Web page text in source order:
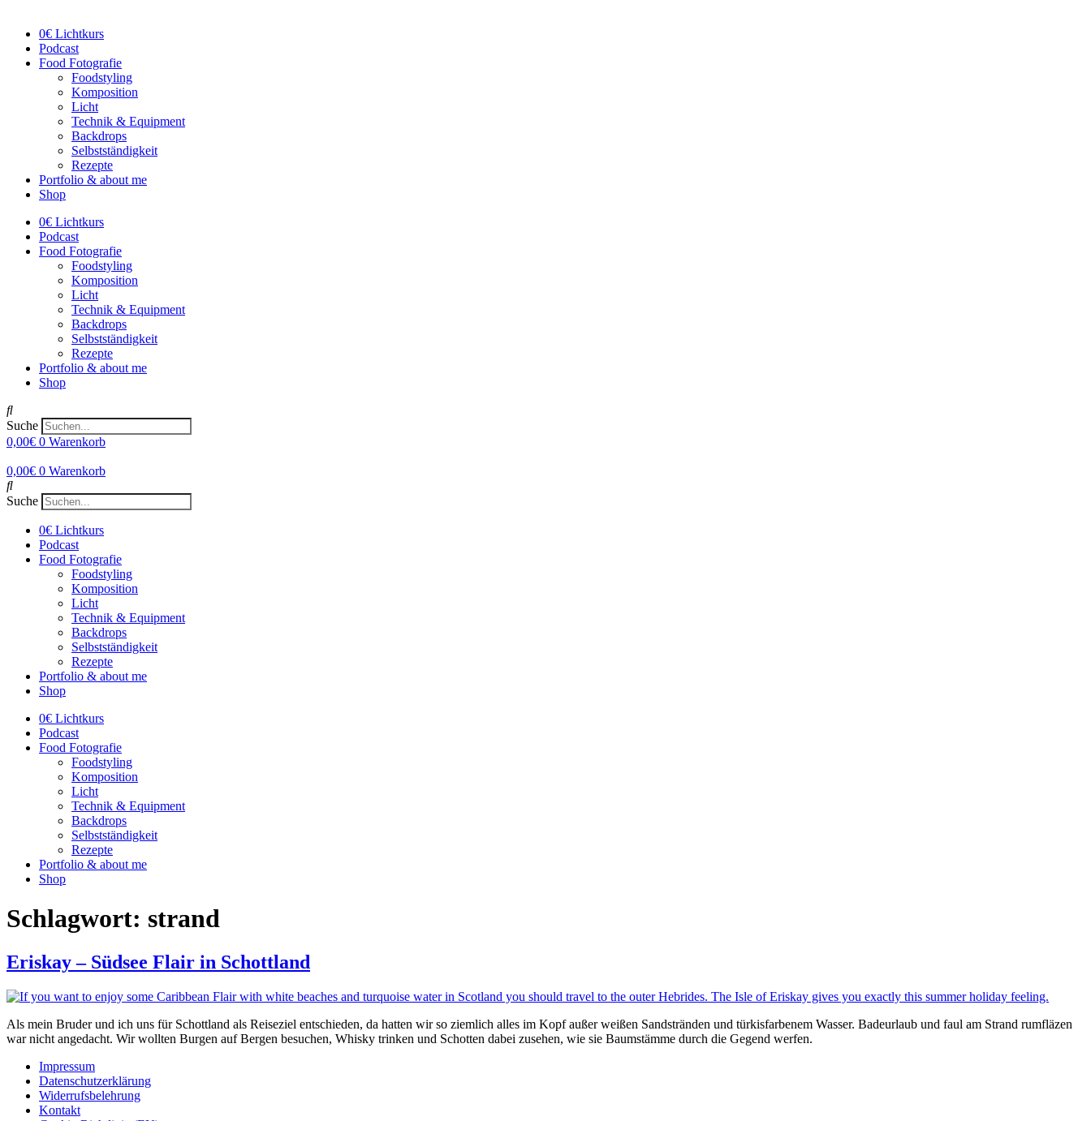
0€ Lichtkurs
Podcast
Food Fotografie
Foodstyling
Komposition
Licht
Technik & Equipment
Backdrops
Selbstständigkeit
Rezepte
Portfolio & about me
Shop
0€ Lichtkurs
Podcast
Food Fotografie
Foodstyling
Komposition
Licht
Technik & Equipment
Backdrops
Selbstständigkeit
Rezepte
Portfolio & about me
Shop
Suche
0,00€ 0 Warenkorb
0,00€ 0 Warenkorb
Suche
0€ Lichtkurs
Podcast
Food Fotografie
Foodstyling
Komposition
Licht
Technik & Equipment
Backdrops
Selbstständigkeit
Rezepte
Portfolio & about me
Shop
0€ Lichtkurs
Podcast
Food Fotografie
Foodstyling
Komposition
Licht
Technik & Equipment
Backdrops
Selbstständigkeit
Rezepte
Portfolio & about me
Shop
Schlagwort: strand
Eriskay – Südsee Flair in Schottland
Als mein Bruder und ich uns für Schottland als Reiseziel entschieden, da hatten wir so ziemlich alles im Kopf außer weißen Sandstränden und türkisfarbenem Wasser. Badeurlaub und faul am Strand rumfläzen
war nicht angedacht. Wir wollten Burgen auf Bergen besuchen, Whisky trinken und Schotten dabei zusehen, wie sie Baumstämme durch die Gegend werfen.
Impressum
Datenschutzerklärung
Widerrufsbelehrung
Kontakt